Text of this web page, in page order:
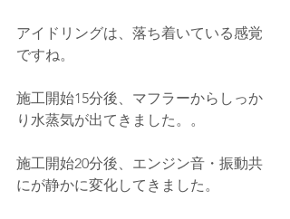
アイドリングは、落ち着いている感覚
ですね。
施工開始15分後、マフラーからしっか
り水蒸気が出てきました。。
施工開始20分後、エンジン音・振動共
にが静かに変化してきました。